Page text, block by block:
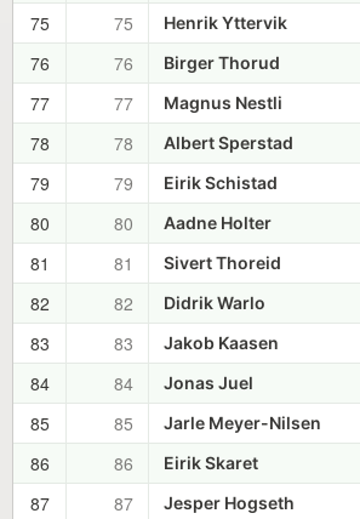
75 75 Henrik Yttervik
76 76 Birger Thorud
77 77 Magnus Nestli
78 78 Albert Sperstad
79 79 Eirik Schistad
80 80 Aadne Holter
81 81 Sivert Thoreid
82 82 Didrik Warlo
83 83 Jakob Kaasen
84 84 Jonas Juel
85 85 Jarle Meyer-Nilsen
86 86 Eirik Skaret
87 87 Jesper Hogseth